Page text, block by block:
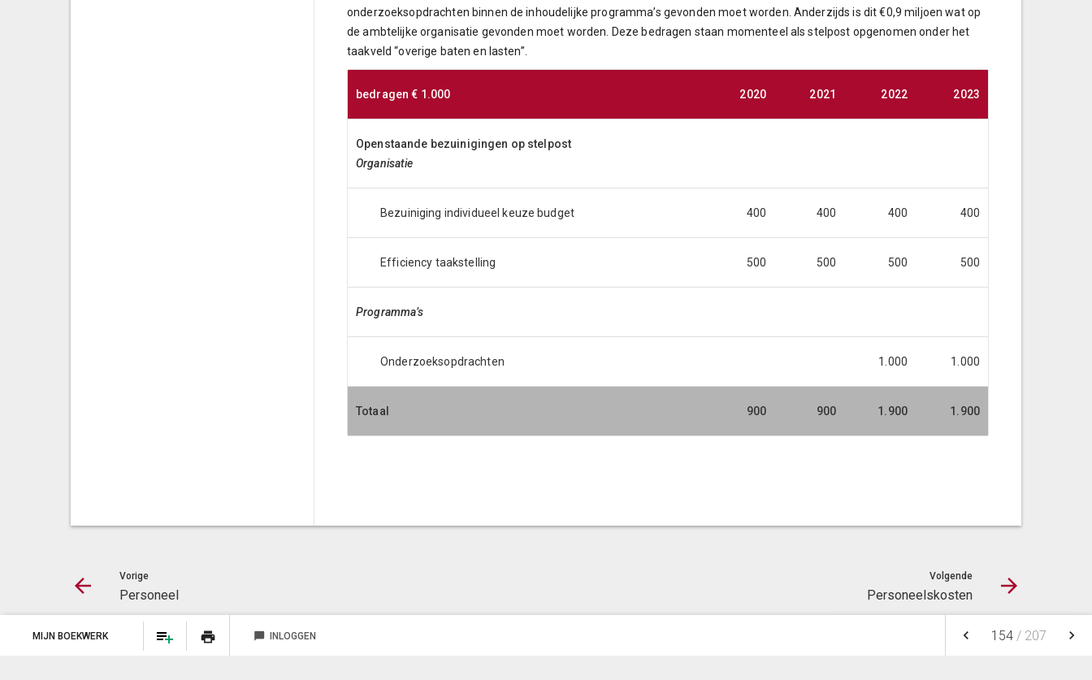
onderzoeksopdrachten binnen de inhoudelijke programma’s gevonden moet worden. Anderzijds is dit €0,9 miljoen wat op
de ambtelijke organisatie gevonden moet worden. Deze bedragen staan momenteel als stelpost opgenomen onder het
taakveld “overige baten en lasten”.
bedragen € 1.000 2020 2021 2022 2023
Openstaande bezuinigingen op stelpost
Organisatie
Bezuiniging individueel keuze budget 400 400 400 400
Efficiency taakstelling 500 500 500 500
Programma’s
Onderzoeksopdrachten 1.000 1.000
Totaal 900 900 1.900 1.900
Vorige
Personeel
Volgende
Personeelskosten
FAVORIETEN
MIJN BOEKWERK print chat_bubble INLOGGEN keyboard_arrow_left 154 / 207 keyboard_arrow_right